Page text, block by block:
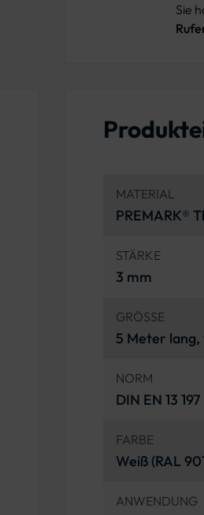
Sie
MATERIAL
PREMARK®
STÄRKE
3 mm
GRÖSSE
5 Meter lang,
NORM
DIN EN 13
FARBE
Weiß (RAL
ANWENDUNG